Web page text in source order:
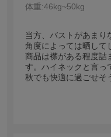
体重:46kg~50kg
当方、バストがあまり
角度によっては晒して
商品は襟がある程度詰
す。ハイネックと言っ
秋でも快適に過ごせそ